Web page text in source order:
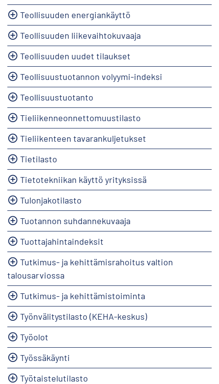
Teollisuuden energiankäyttö
Teollisuuden liikevaihtokuvaaja
Teollisuuden uudet tilaukset
Teollisuustuotannon volyymi-indeksi
Teollisuustuotanto
Tieliikenneonnettomuustilasto
Tieliikenteen tavarankuljetukset
Tietilasto
Tietotekniikan käyttö yrityksissä
Tulonjakotilasto
Tuotannon suhdannekuvaaja
Tuottajahintaindeksit
Tutkimus- ja kehittämisrahoitus valtion
talousarviossa
Tutkimus- ja kehittämistoiminta
Työnvälitystilasto (KEHA-keskus)
Työolot
Työssäkäynti
Työtaistelutilasto